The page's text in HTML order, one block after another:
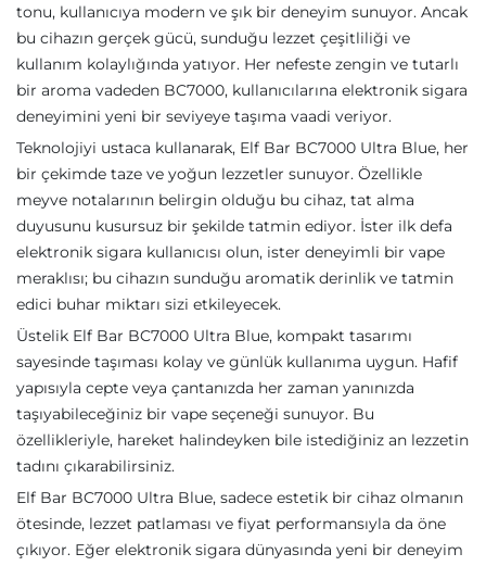
tonu, kullanıcıya modern ve şık bir deneyim sunuyor. Ancak
bu cihazın gerçek gücü, sunduğu lezzet çeşitliliği ve
kullanım kolaylığında yatıyor. Her nefeste zengin ve tutarlı
bir aroma vadeden BC7000, kullanıcılarına elektronik sigara
deneyimini yeni bir seviyeye taşıma vaadi veriyor.
Teknolojiyi ustaca kullanarak, Elf Bar BC7000 Ultra Blue, her
bir çekimde taze ve yoğun lezzetler sunuyor. Özellikle
meyve notalarının belirgin olduğu bu cihaz, tat alma
duyusunu kusursuz bir şekilde tatmin ediyor. İster ilk defa
elektronik sigara kullanıcısı olun, ister deneyimli bir vape
meraklısı; bu cihazın sunduğu aromatik derinlik ve tatmin
edici buhar miktarı sizi etkileyecek.
Üstelik Elf Bar BC7000 Ultra Blue, kompakt tasarımı
sayesinde taşıması kolay ve günlük kullanıma uygun. Hafif
yapısıyla cepte veya çantanızda her zaman yanınızda
taşıyabileceğiniz bir vape seçeneği sunuyor. Bu
özellikleriyle, hareket halindeyken bile istediğiniz an lezzetin
tadını çıkarabilirsiniz.
Elf Bar BC7000 Ultra Blue, sadece estetik bir cihaz olmanın
ötesinde, lezzet patlaması ve fiyat performansıyla da öne
çıkıyor. Eğer elektronik sigara dünyasında yeni bir deneyim